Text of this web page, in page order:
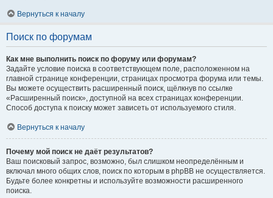
Вернуться к началу
Поиск по форумам
Как мне выполнить поиск по форуму или форумам?
Задайте условие поиска в соответствующем поле, расположенном на
главной странице конференции, страницах просмотра форума или темы.
Вы можете осуществить расширенный поиск, щёлкнув по ссылке
«Расширенный поиск», доступной на всех страницах конференции.
Способ доступа к поиску может зависеть от используемого стиля.
Вернуться к началу
Почему мой поиск не даёт результатов?
Ваш поисковый запрос, возможно, был слишком неопределённым и
включал много общих слов, поиск по которым в phpBB не осуществляется.
Будьте более конкретны и используйте возможности расширенного
поиска.